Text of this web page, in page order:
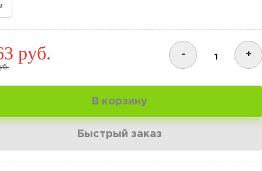
руб. - +
Быстрый заказ
В корзину